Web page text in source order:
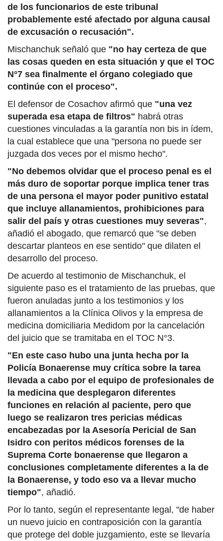
de los funcionarios de este tribunal
probablemente esté afectado por alguna causal
de excusación o recusación".
Mischanchuk señaló que "no hay certeza de que
las cosas queden en esta situación y que el TOC
N°7 sea finalmente el órgano colegiado que
continúe con el proceso".
El defensor de Cosachov afirmó que "una vez
superada esa etapa de filtros" habrá otras
cuestiones vinculadas a la garantía non bis in ídem,
la cual establece que una "persona no puede ser
juzgada dos veces por el mismo hecho".
"No debemos olvidar que el proceso penal es el
más duro de soportar porque implica tener tras
de una persona el mayor poder punitivo estatal
que incluye allanamientos, prohibiciones para
salir del país y otras cuestiones muy severas",
añadió el abogado, que remarcó que "se deben
descartar planteos en ese sentido" que dilaten el
desarrollo del proceso.
De acuerdo al testimonio de Mischanchuk, el
siguiente paso es el tratamiento de las pruebas, que
fueron anuladas junto a los testimonios y los
allanamientos a la Clínica Olivos y la empresa de
medicina domiciliaria Medidom por la cancelación
del juicio que se tramitaba en el TOC N°3.
"En este caso hubo una junta hecha por la
Policía Bonaerense muy crítica sobre la tarea
llevada a cabo por el equipo de profesionales de
la medicina que desplegaron diferentes
funciones en relación al paciente, pero que
luego se realizaron tres pericias médicas
encabezadas por la Asesoría Pericial de San
Isidro con peritos médicos forenses de la
Suprema Corte bonaerense que llegaron a
conclusiones completamente diferentes a la de
la Bonaerense, y todo eso va a llevar mucho
tiempo", añadió.
Por lo tanto, según el representante legal, "de haber
un nuevo juicio en contraposición con la garantía
que protege del doble juzgamiento, este se llevaría